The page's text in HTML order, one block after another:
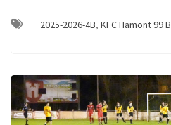
2025-2026-4B, KFC Hamont 99 B